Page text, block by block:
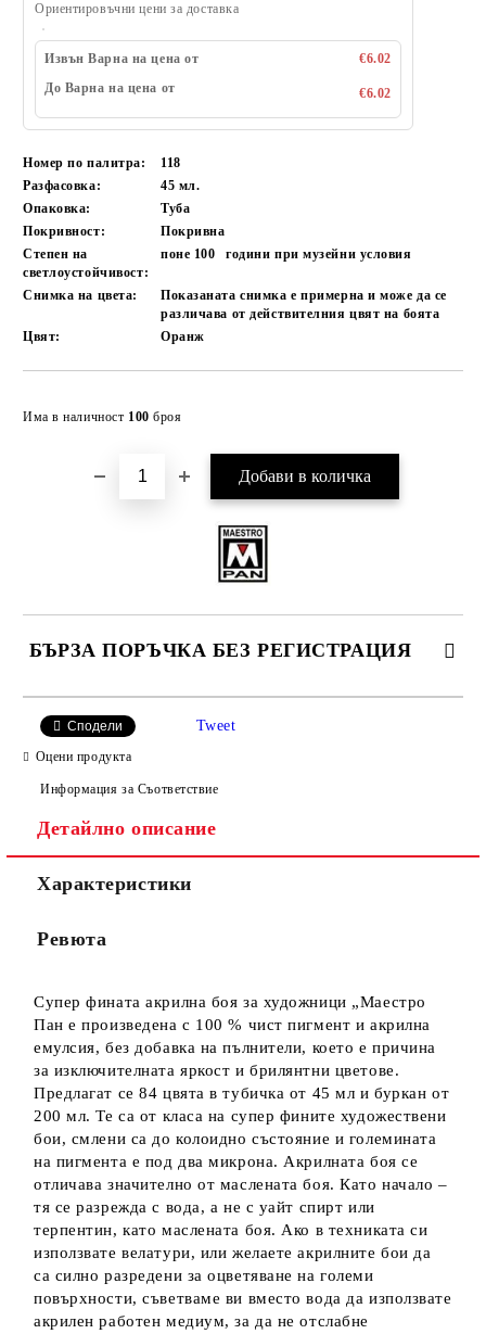
Ориентировъчни цени за доставка
Извън Варна на цена от
€6.02
До Варна на цена от
€6.02
Номер по палитра:
118
Разфасовка:
45 мл.
Опаковка:
Туба
Покривност:
Покривна
Степен на
светлоустойчивост:
поне 100 години при музейни условия
Снимка на цвета:
Показаната снимка е примерна и може да се
различава от действителния цвят на боята
Цвят:
Оранж
Има в наличност 100 броя
БЪРЗА ПОРЪЧКА БЕЗ РЕГИСТРАЦИЯ
Сподели Tweet
Оцени продукта
Информация за Съответствие
Детайлно описание
Характеристики
Ревюта
Супер фината акрилна боя за художници „Маестро
Пан е произведена с 100 % чист пигмент и акрилна
емулсия, без добавка на пълнители, което е причина
за изключителната яркост и брилянтни цветове.
Предлагат се 84 цвята в тубичка от 45 мл и буркан от
200 мл. Те са от класа на супер фините художествени
бои, смлени са до колоидно състояние и големината
на пигмента е под два микрона. Акрилната боя се
отличава значително от маслената боя. Като начало –
тя се разрежда с вода, а не с уайт спирт или
терпентин, като маслената боя. Ако в техниката си
използвате велатури, или желаете акрилните бои да
са силно разредени за оцветяване на големи
повърхности, съветваме ви вместо вода да използвате
акрилен работен медиум, за да не отслабне